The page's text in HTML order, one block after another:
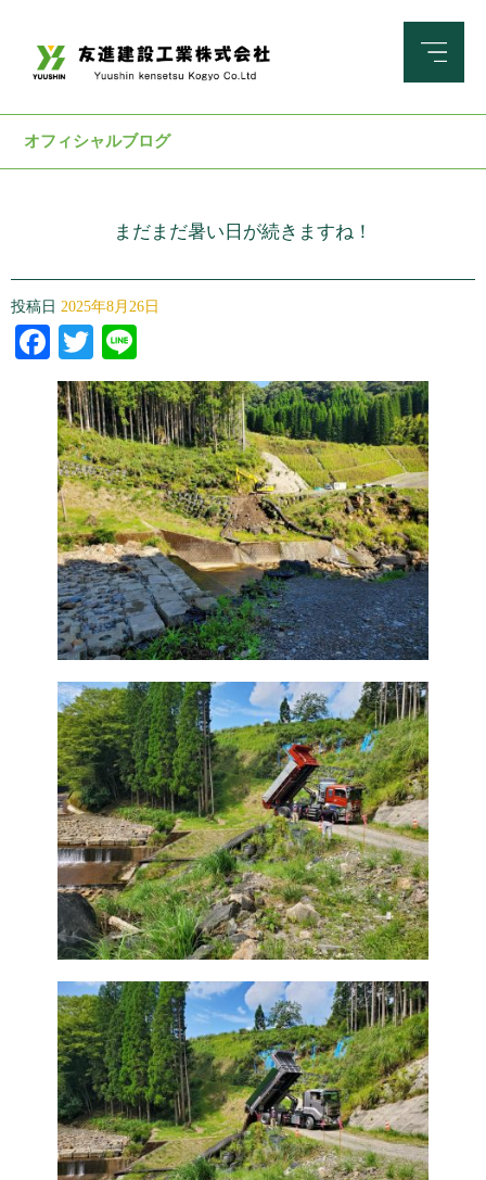
オフィシャルブログ
まだまだ暑い日が続きますね！
投稿日 2025年8月26日
Facebook
Twitter